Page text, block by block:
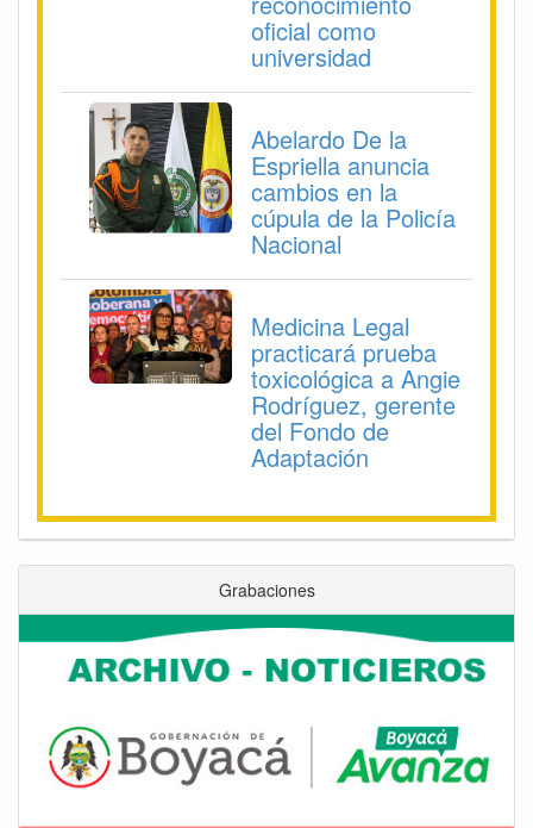
oficial como
universidad
Abelardo De la
Espriella anuncia
cambios en la
cúpula de la Policía
Nacional
Medicina Legal
practicará prueba
toxicológica a Angie
Rodríguez, gerente
del Fondo de
Adaptación
Grabaciones